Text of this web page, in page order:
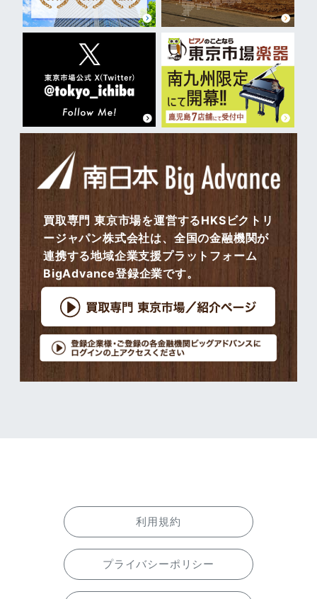
買取専門 東京市場を運営するHKSビクトリ
ージャパン株式会社は、全国の金融機関が
連携する地域企業支援プラットフォーム
BigAdvance登録企業です。
利用規約
プライバシーポリシー